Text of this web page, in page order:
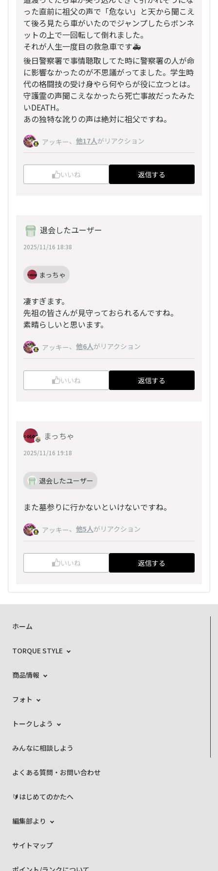
った直前に祖父の声で「危ない」と天から聞こえ
て後ろ見たら車がいたのでジャンプしたらボンネ
ットの上で一回転して倒れました。
それが人生一度目の救急車です🚑️
後日警察署で事情聴取してた時に警察署の人が命
に影響なかったのが不思議がってました。学生時
代の格闘技の受け身やら何やらが役に立つとは。
守護霊の声聞こえなかったら死亡事故だったみた
いDEATH。
あの独特な訛りの声は絶対に祖父ですね。
アッキー、 他17人がリアクション
いいね 返信する
退会したユーザー
2025/11/16 18:38
まっちゃ
凄すぎます。
先祖の皆さんが見守っておられるんですね。
素晴らしいと思います。
アッキー、 他6人がリアクション
いいね 返信する
まっちゃ
2025/11/16 19:18
退会したユーザー
また墓参りに行かないといけないですね。
アッキー、 他5人がリアクション
いいね 返信する
ホーム
TORQUE STYLE
商品情報
フォト
トークしよう
みんなに相談しよう
よくある質問・お問い合わせ
🔰はじめてのかたへ
編集部より
サイトマップ